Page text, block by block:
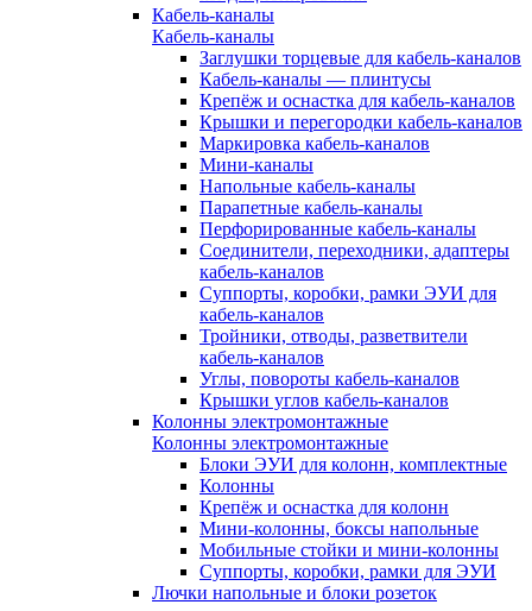
Кабель-каналы
Кабель-каналы
Заглушки торцевые для кабель-каналов
Кабель-каналы — плинтусы
Крепёж и оснастка для кабель-каналов
Крышки и перегородки кабель-каналов
Маркировка кабель-каналов
Мини-каналы
Напольные кабель-каналы
Парапетные кабель-каналы
Перфорированные кабель-каналы
Соединители, переходники, адаптеры
кабель-каналов
Суппорты, коробки, рамки ЭУИ для
кабель-каналов
Тройники, отводы, разветвители
кабель-каналов
Углы, повороты кабель-каналов
Крышки углов кабель-каналов
Колонны электромонтажные
Колонны электромонтажные
Блоки ЭУИ для колонн, комплектные
Колонны
Крепёж и оснастка для колонн
Мини-колонны, боксы напольные
Мобильные стойки и мини-колонны
Суппорты, коробки, рамки для ЭУИ
Лючки напольные и блоки розеток